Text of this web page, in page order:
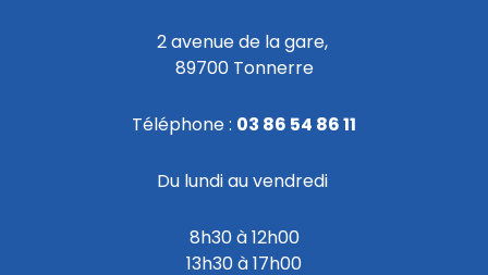
2 avenue de la gare,
89700 Tonnerre
Téléphone : 03 86 54 86 11
Du lundi au vendredi
8h30 à 12h00
13h30 à 17h00